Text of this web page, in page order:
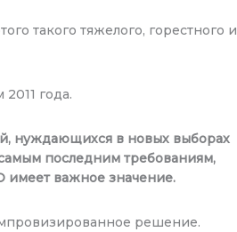
такого тяжелого, горестного и
года.
нуждающихся в новых выборах
последним требованиям,
имеет важное значение.
решение.